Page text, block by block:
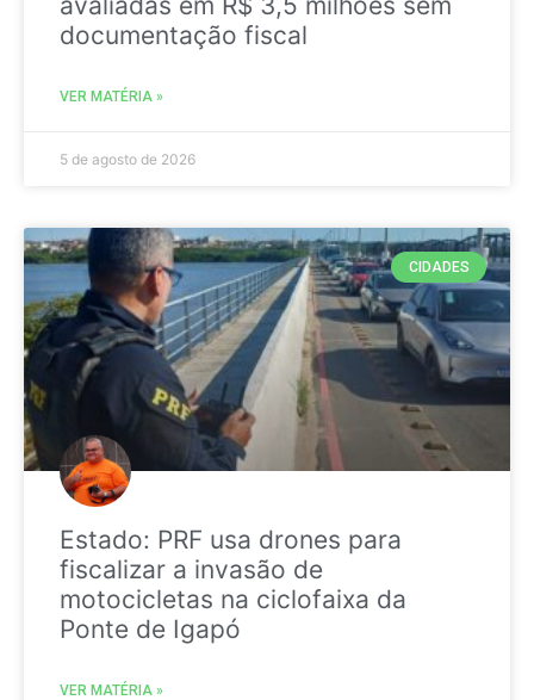
documentação fiscal
VER MATÉRIA »
5 de agosto de 2026
CIDADES
Estado: PRF usa drones para
fiscalizar a invasão de
motocicletas na ciclofaixa da
Ponte de Igapó
VER MATÉRIA »